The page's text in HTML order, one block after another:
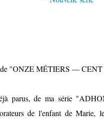
de "ONZE MÉTIERS —
parus, de ma série
de l'enfant de Marie,